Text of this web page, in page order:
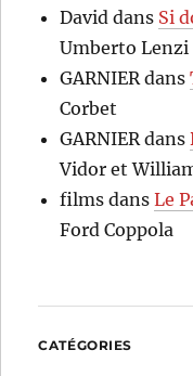
David dans Si
Umberto Lenzi
GARNIERdans
Corbet
GARNIERdans
Vidor et
films dansLe
Ford Coppola
CATÉGORIES